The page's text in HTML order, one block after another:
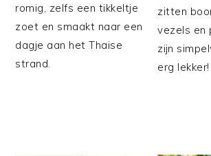
romig, zelfs een tikkeltje
zoet en smaakt naar een
dagje aan het Thaise
strand.
zitten
vezels en
zijn
erg lekker!